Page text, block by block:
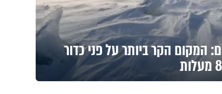
המקום הקר ביותר על פני כדור